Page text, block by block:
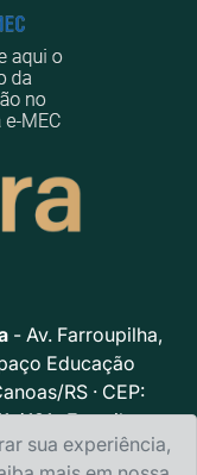
- Av. Farroupilha,
Educação
RS · CEP:
· E-mail:
sua experiência,